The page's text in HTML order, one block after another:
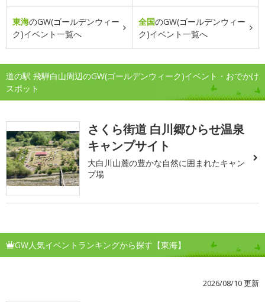
東海のGW(ゴールデンウィー
ク)イベント一覧へ
全国のGW(ゴールデンウィー
ク)イベント一覧へ
道の駅 飛騨白山周辺のGW(ゴールデンウィーク)イベント・おでかけ
スポット
さくら街道 白川郷ひらせ温泉
キャンプサイト
大白川山麓の豊かな自然に囲まれたキャン
プ場
GW人気イベントランキングから探す【東海】
2026/08/10 更新